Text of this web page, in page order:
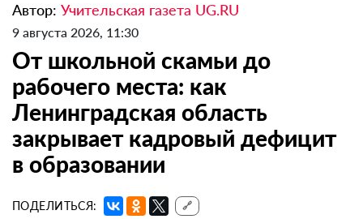
Автор: Учительская газета UG.RU
9 августа 2026, 11:30
От школьной скамьи до
рабочего места: как
Ленинградская область
закрывает кадровый дефицит
в образовании
ПОДЕЛИТЬСЯ: 🔗